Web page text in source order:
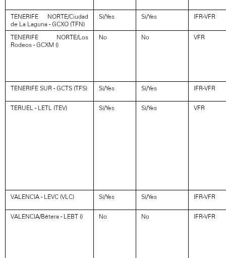
TENERIFE NORTE/Ciudad
de La Laguna - GCXO (TFN)
Sí/Yes Sí/Yes IFR-VFR
TENERIFE NORTE/Los
Rodeos - GCXM ()
No No VFR
TENERIFE SUR - GCTS (TFS) Sí/Yes Sí/Yes IFR-VFR
TERUEL - LETL (TEV) Sí/Yes Sí/Yes VFR
VALENCIA - LEVC (VLC) Sí/Yes Sí/Yes IFR-VFR
VALENCIA/Bétera - LEBT () No No IFR-VFR